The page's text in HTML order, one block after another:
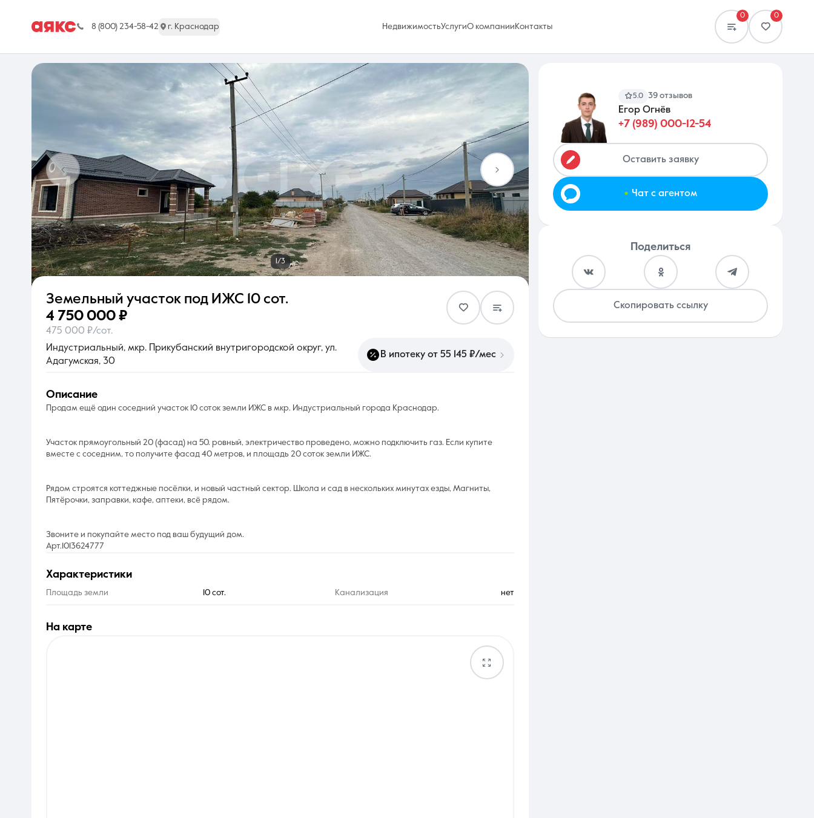
8 (800) 234-58-42 г. Краснодар НедвижимостьУслугиО компании Контакты
0 0
г. Краснодар Избранное
0 объявлений
Сравнение
Недвижимость Услуги
О компании Контакты
8 (861) 297-00-00
1/3
Земельный участок под ИЖС 10 сот.
4 750 000 ₽
475 000 ₽/сот.
Индустриальный, мкр. Прикубанский внутригородской округ, ул.
Адагумская, 30
В ипотеку от 55 145 ₽/мес
характеристики
Площадь земли 10 сот. Канализация нет
описание
Продам ещё один соседний участок 10 соток земли ИЖС в мкр. Индустриальный города Краснодар.
Участок прямоугольный 20 (фасад) на 50. ровный, электричество проведено, можно подключить газ. Если купите
вместе с соседним, то получите фасад 40 метров, и площадь 20 соток земли ИЖС.
Рядом строятся коттеджные посёлки, и новый частный сектор. Школа и сад в нескольких минутах езды, Магниты,
Пятёрочки, заправки, кафе, аптеки, всё рядом.
Звоните и покупайте место под ваш будущий дом.
Арт.1013624777
на карте
5.0 39 отзывов
Егор Огнёв
+7 (989) 000-12-54
Оставить заявку
. Чат с агентом
Поделиться
Скопировать ссылку